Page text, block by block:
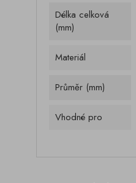
Délka celková
(mm)
Materiál
Průměr (mm)
Vhodné pro